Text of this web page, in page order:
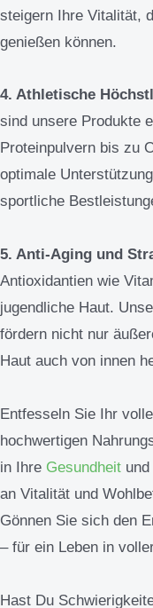
steigern Ihre Vitalität,
genießen können.
4. Athletische
sind unsere Produkte
Proteinpulvern bis zu
optimale
sportliche
5. Anti-Aging und
Antioxidantien wie
jugendliche Haut.
fördern nicht nur
Haut auch von innen
Entfesseln Sie Ihr
hochwertigen
in Ihre Gesundheit
an Vitalität und
Gönnen Sie sich den
– für ein Leben in
Hast Du